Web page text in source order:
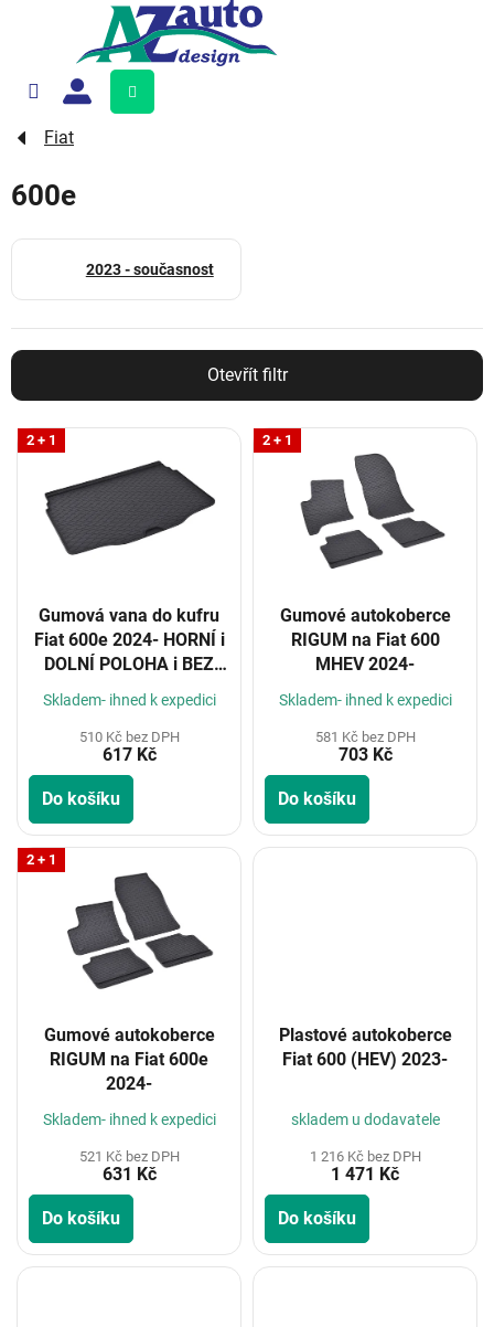
Nákupní
košík
Fiat
600e
2023 - současnost
Otevřít filtr
V
ý
2 + 1
Gumová vana do kufru
Fiat 600e 2024- HORNÍ i
DOLNÍ POLOHA i BEZ
MEZIPODLAHY
Skladem- ihned k expedici
510 Kč bez DPH
617 Kč
Do košíku
2 + 1
Gumové autokoberce
RIGUM na Fiat 600
MHEV 2024-
Skladem- ihned k expedici
581 Kč bez DPH
703 Kč
Do košíku
2 + 1
Gumové autokoberce
RIGUM na Fiat 600e
2024-
Skladem- ihned k expedici
521 Kč bez DPH
631 Kč
Do košíku
Plastové autokoberce
Fiat 600 (HEV) 2023-
skladem u dodavatele
1 216 Kč bez DPH
1 471 Kč
Do košíku